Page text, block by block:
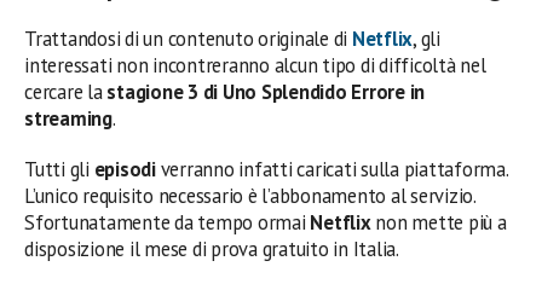
Trattandosi di un contenuto originale di Netflix, gli
interessati non incontreranno alcun tipo di difficoltà nel
cercare lastagione 3 di Uno Splendido Errore in
streaming.
Tutti gli episodiverranno infatti caricati sulla piattaforma.
L’unico requisito necessario è l’abbonamento al servizio.
Sfortunatamente da tempo ormai Netflixnon mette più a
disposizione il mese di prova gratuito in Italia.